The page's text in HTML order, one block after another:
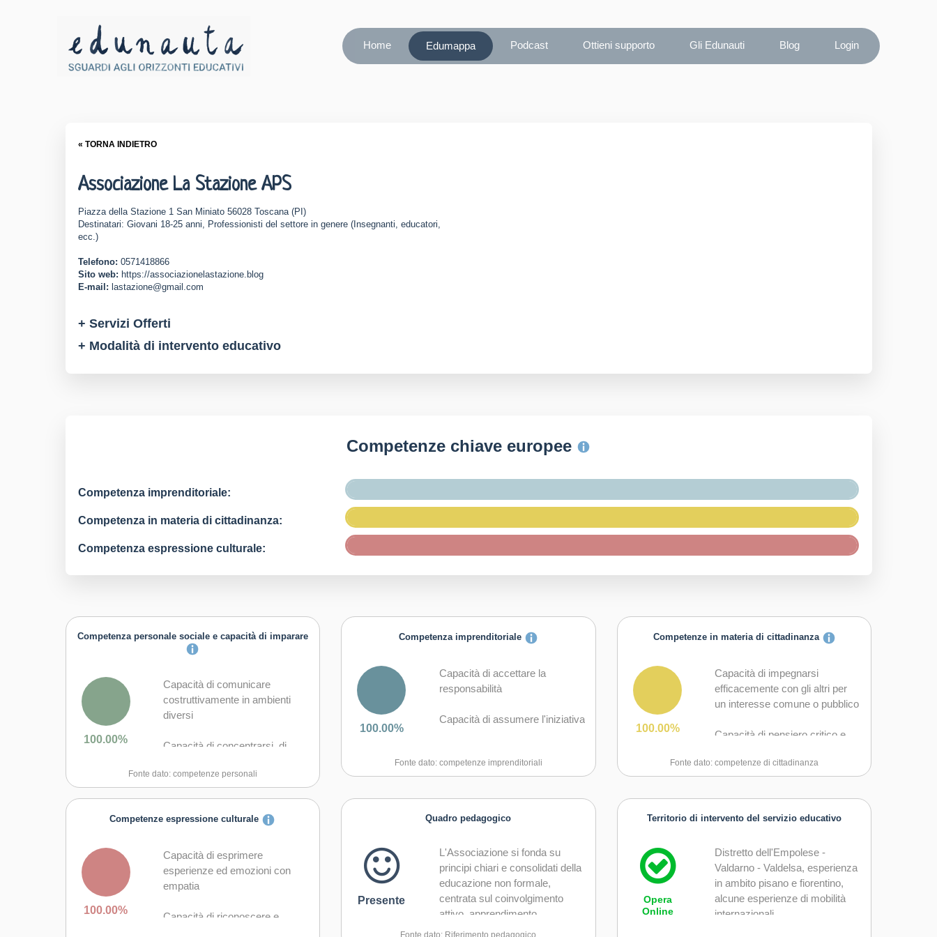
Home Edumappa Podcast Ottieni supporto Gli Edunauti Blog Login
« TORNA INDIETRO
Associazione La Stazione APS
Piazza della Stazione 1 San Miniato 56028 Toscana (PI)
Destinatari: Giovani 18-25 anni, Professionisti del settore in genere (Insegnanti, educatori,
ecc.)
Telefono: 0571418866
Sito web: https://associazionelastazione.blog
E-mail: lastazione@gmail.com
+ Servizi Offerti
+ Modalità di intervento educativo
Competenze chiave europee
Competenza imprenditoriale:
Competenza in materia di cittadinanza:
Competenza espressione culturale:
Competenza personale sociale e capacità di imparare
100.00%
Capacità di comunicare
costruttivamente in ambienti
diversi
Capacità di concentrarsi, di
prendere decisioni
provare empatia
Capacità di esprimere e
comprendere punti di vista
diversi
Capacità di favorire il proprio
Fonte dato: competenze personali
Competenza imprenditoriale
100.00%
Capacità di accettare la
responsabilità
Capacità di assumere l'iniziativa
negoziare efficacemente con gli
altri
perseveranza nel
Capacità di essere proattivi e
lungimiranti
Capacità di gestire l'incertezza,
l'ambiguità e il rischio
Fonte dato: competenze imprenditoriali
Competenze in materia di cittadinanza
100.00%
Capacità di impegnarsi
efficacemente con gli altri per
un interesse comune o pubblico
Capacità di pensiero critico e
dei problemi
Fonte dato: competenze di cittadinanza
Competenze espressione culturale
100.00%
Capacità di esprimere
esperienze ed emozioni con
empatia
Capacità di riconoscere e
Quadro pedagogico
Presente
L'Associazione si fonda su
principi chiari e consolidati della
educazione non formale,
centrata sul coinvolgimento
attivo, apprendimento
esperienziale e sviluppo di
Territorio di intervento del servizio educativo
Opera
Online
Distretto dell'Empolese -
Valdarno - Valdelsa, esperienza
in ambito pisano e fiorentino,
alcune esperienze di mobilità
internazionali.